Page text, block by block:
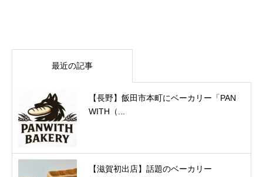
最近の記事
【長野】飯田市本町にベーカリー「PAN
WITH（...
【滋賀初出店】話題のベーカリー